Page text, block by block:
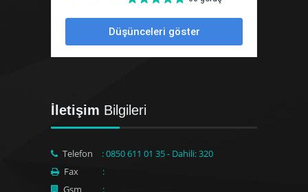
İletişim Bilgileri
Telefon
: 0850 611 01 35 - Dahili: 320
Fax
:
Gsm
: